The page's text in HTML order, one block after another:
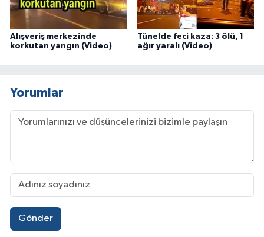
Alışveriş merkezinde
korkutan yangın (Video)
Tünelde feci kaza: 3 ölü, 1
ağır yaralı (Video)
Yorumlar
Gönder